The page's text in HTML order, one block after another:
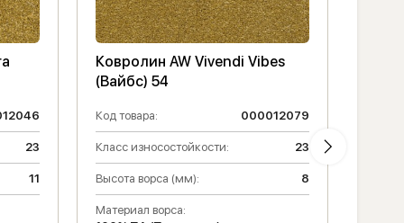
23
11
Ковролин AW Vivendi Vibes
(Вайбс) 54
Код товара: 000012079
Класс износостойкости: 23
Высота ворса (мм): 8
Материал ворса: